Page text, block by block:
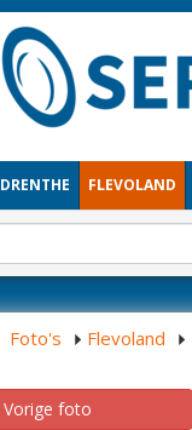
DRENTHE FLEVOLAND
Foto's Flevoland
Vorige foto